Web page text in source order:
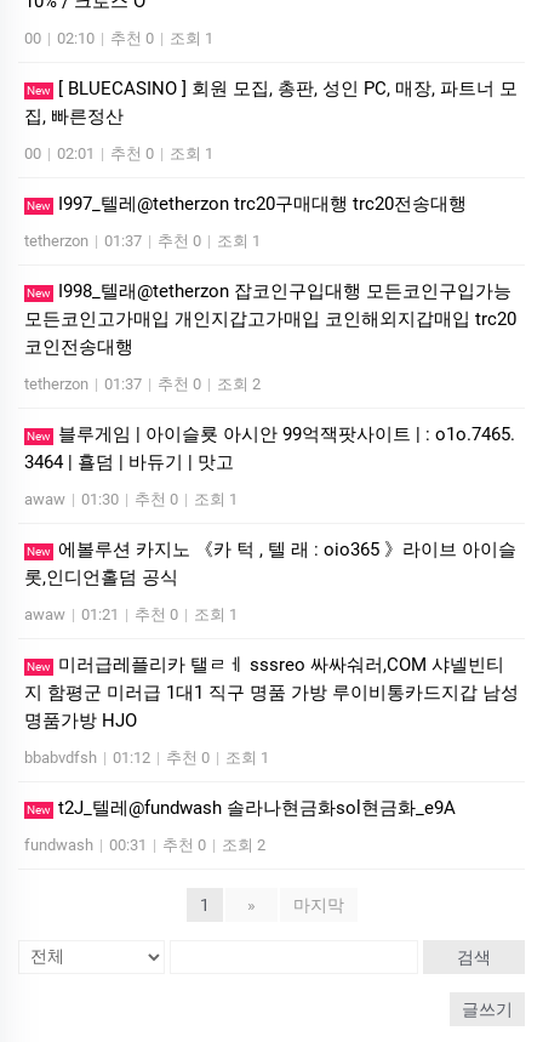
00 | 02:10 | 추천 0 | 조회 1
New
[ BLUECASINO ] 회원 모집, 총판, 성인 PC, 매장, 파트너 모
집, 빠른정산
00 | 02:01 | 추천 0 | 조회 1
New I997_텔레@tetherzon trc20구매대행 trc20전송대행
tetherzon | 01:37 | 추천 0 | 조회 1
New
I998_텔래@tetherzon 잡코인구입대행 모든코인구입가능
모든코인고가매입 개인지갑고가매입 코인해외지갑매입 trc20
코인전송대행
tetherzon | 01:37 | 추천 0 | 조회 2
New
블루게­임 | 아이슬룟 아시안 99억잭­팟사이트 | : o1o.7465.
3464 | 횰덤 | 바듀기 | 맛고
awaw | 01:30 | 추천 0 | 조회 1
New 에볼루션 카­지노 《카 턱 , 텔 래 : oio365 》라이브 아이슬
롯,인디언홀덤 공식
awaw | 01:21 | 추천 0 | 조회 1
New
미러급레플리카 탤ㄹㅔ sssreo 싸싸숴러,COM 샤넬빈티
지 함평군 미러급 1대1 직구 명품 가방 루이비통카드지갑 남성
명품가방 HJO
bbabvdfsh | 01:12 | 추천 0 | 조회 1
New t2J_텔레@fundwash 솔라나현금화sol현금화_e9A
fundwash | 00:31 | 추천 0 | 조회 2
1 » 마지막
검색
글쓰기